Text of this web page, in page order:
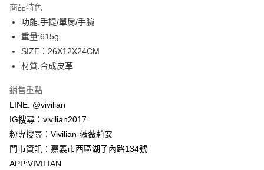
合作金庫商業銀行
華南商業銀行
上海商業儲蓄銀行
國泰世華商業銀行
臺灣中小企業銀行
聯邦商業銀行
台新國際商業銀行
台灣樂天信用卡公司
超商取貨付款
LINE Pay
Apple Pay
悠遊付
Google Pay
大哥付你分期
相關說明
商品特色
功能:手提/單肩/手腕
重量:615g
SIZE：26X12X24CM
材質:合成皮革
銷售重點
LINE: @vivilian
IG搜尋：vivilian2017
粉專搜尋：Vivilian-薇薇莉安
門市資訊：嘉義市西區湖子內路134號
APP:VIVILIAN